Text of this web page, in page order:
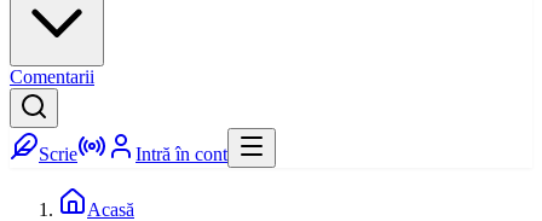
Comentarii
Scrie Intră în cont
Acasă